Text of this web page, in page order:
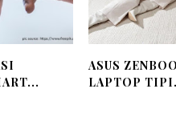
ASUS
LAPTOP